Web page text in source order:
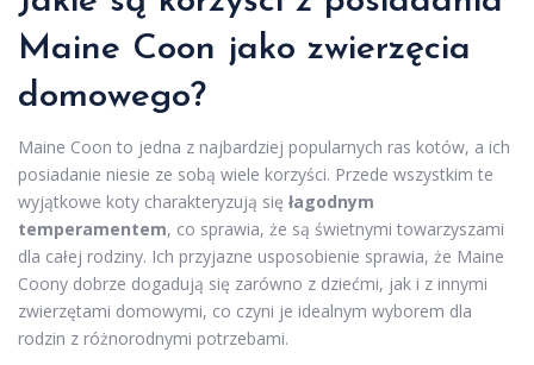
Maine Coon jako zwierzęcia
domowego?
Maine Coon to jedna z najbardziej popularnych ras kotów, a ich
posiadanie niesie ze sobą wiele korzyści. Przede wszystkim te
wyjątkowe koty charakteryzują się łagodnym
temperamentem, co sprawia, że są świetnymi towarzyszami
dla całej rodziny. Ich przyjazne usposobienie sprawia, że Maine
Coony dobrze dogadują się zarówno z dziećmi, jak i z innymi
zwierzętami domowymi, co czyni je idealnym wyborem dla
rodzin z różnorodnymi potrzebami.